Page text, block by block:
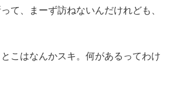
て、まーず訪ねないんだけれども、
こはなんかスキ。何があるってわけ